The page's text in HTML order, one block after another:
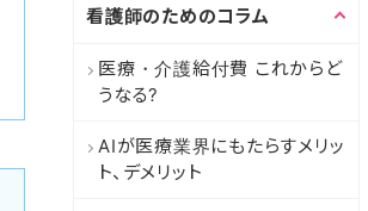
看護師のためのコラム
医療・介護給付費 これからど
うなる?
AIが医療業界にもたらすメリッ
ト、デメリット